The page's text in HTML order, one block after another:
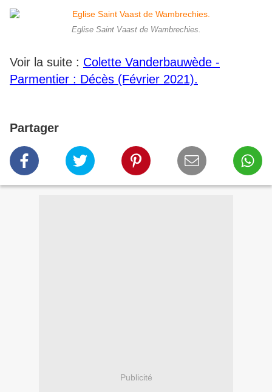
Eglise Saint Vaast de Wambrechies.
Voir la suite : Colette Vanderbauwède -
Parmentier : Décès (Février 2021).
Partager
Publicité